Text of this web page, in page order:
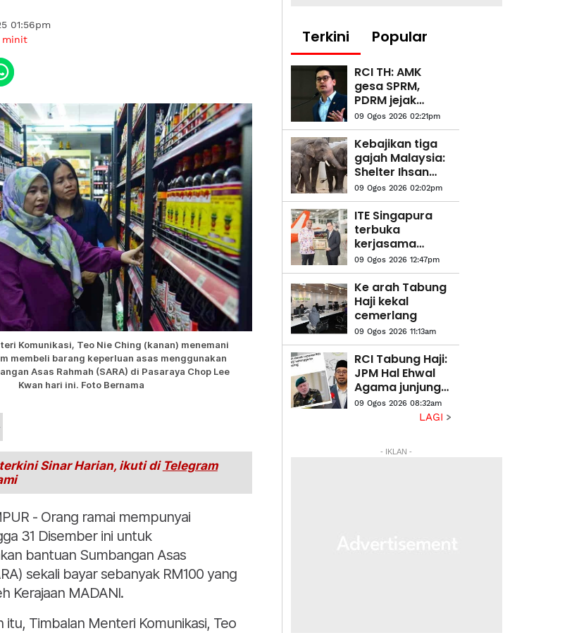
01:56pm
minit
Komunikasi, Teo Nie Ching (kanan) menemani
membeli barang keperluan asas menggunakan
Asas Rahmah (SARA) di Pasaraya Chop Lee
Kwan hari ini. Foto Bernama
Sinar Harian, ikuti di Telegram
- Orang ramai mempunyai
31 Disember ini untuk
bantuan Sumbangan Asas
sekali bayar sebanyak RM100 yang
Kerajaan MADANI.
itu, Timbalan Menteri Komunikasi, Teo
Terkini Popular
RCI TH: AMK
gesa SPRM,
PDRM jejak
aliran wang,
dakwa dalang
sembunyikan
maklumat
09 Ogos 2026 02:21pm
Kebajikan tiga
gajah Malaysia:
Shelter Ihsan
mahu MPT
kemuka bukti,
benarkan
pemeriksaan
bebas
09 Ogos 2026 02:02pm
ITE Singapura
terbuka
kerjasama
dengan ADTEC
JTM
09 Ogos 2026 12:47pm
Ke arah Tabung
Haji kekal
cemerlang
09 Ogos 2026 11:13am
RCI Tabung Haji:
JPM Hal Ehwal
Agama junjung
titah Agong
demi integriti
09 Ogos 2026 08:32am
LAGI
- IKLAN -